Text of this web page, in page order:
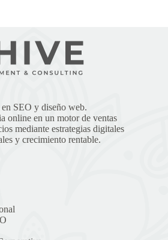
en SEO y diseño web.
online en un motor de ventas
mediante estrategias digitales
y crecimiento rentable.